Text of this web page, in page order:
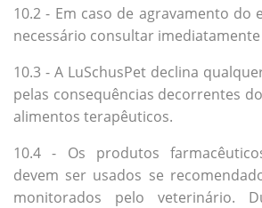
10.2 - Em caso de agravamento do
necessário consultar
10.3 - A LuSchusPet declina
pelas consequências decorrentes
alimentos terapêuticos.
10.4 - Os produtos
devem ser usados ​​se
monitorados pelo veterinário.